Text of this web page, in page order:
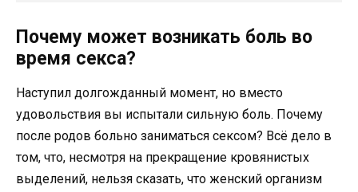
Почему может возникать боль во
время секса?
Наступил долгожданный момент, но вместо
удовольствия вы испытали сильную боль. Почему
после родов больно заниматься сексом? Всё дело в
том, что, несмотря на прекращение кровянистых
выделений, нельзя сказать, что женский организм